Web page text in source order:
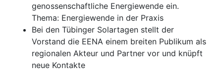
genossenschaftliche Energiewende ein.
Thema: Energiewende in der Praxis
Bei den Tübinger Solartagen stellt der
Vorstand die EENA einem breiten Publikum als
regionalen Akteur und Partner vor und knüpft
neue Kontakte